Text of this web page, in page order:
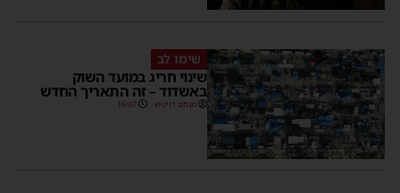
שימו לב
שינוי חריג במועד השוק
באשדוד – זה התאריך החדש
מנחם דויטש 16:07